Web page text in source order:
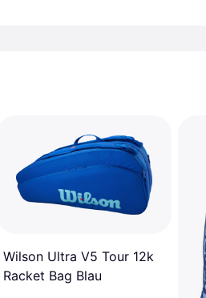
Wilson Ultra V5 Tour 12k
Racket Bag Blau